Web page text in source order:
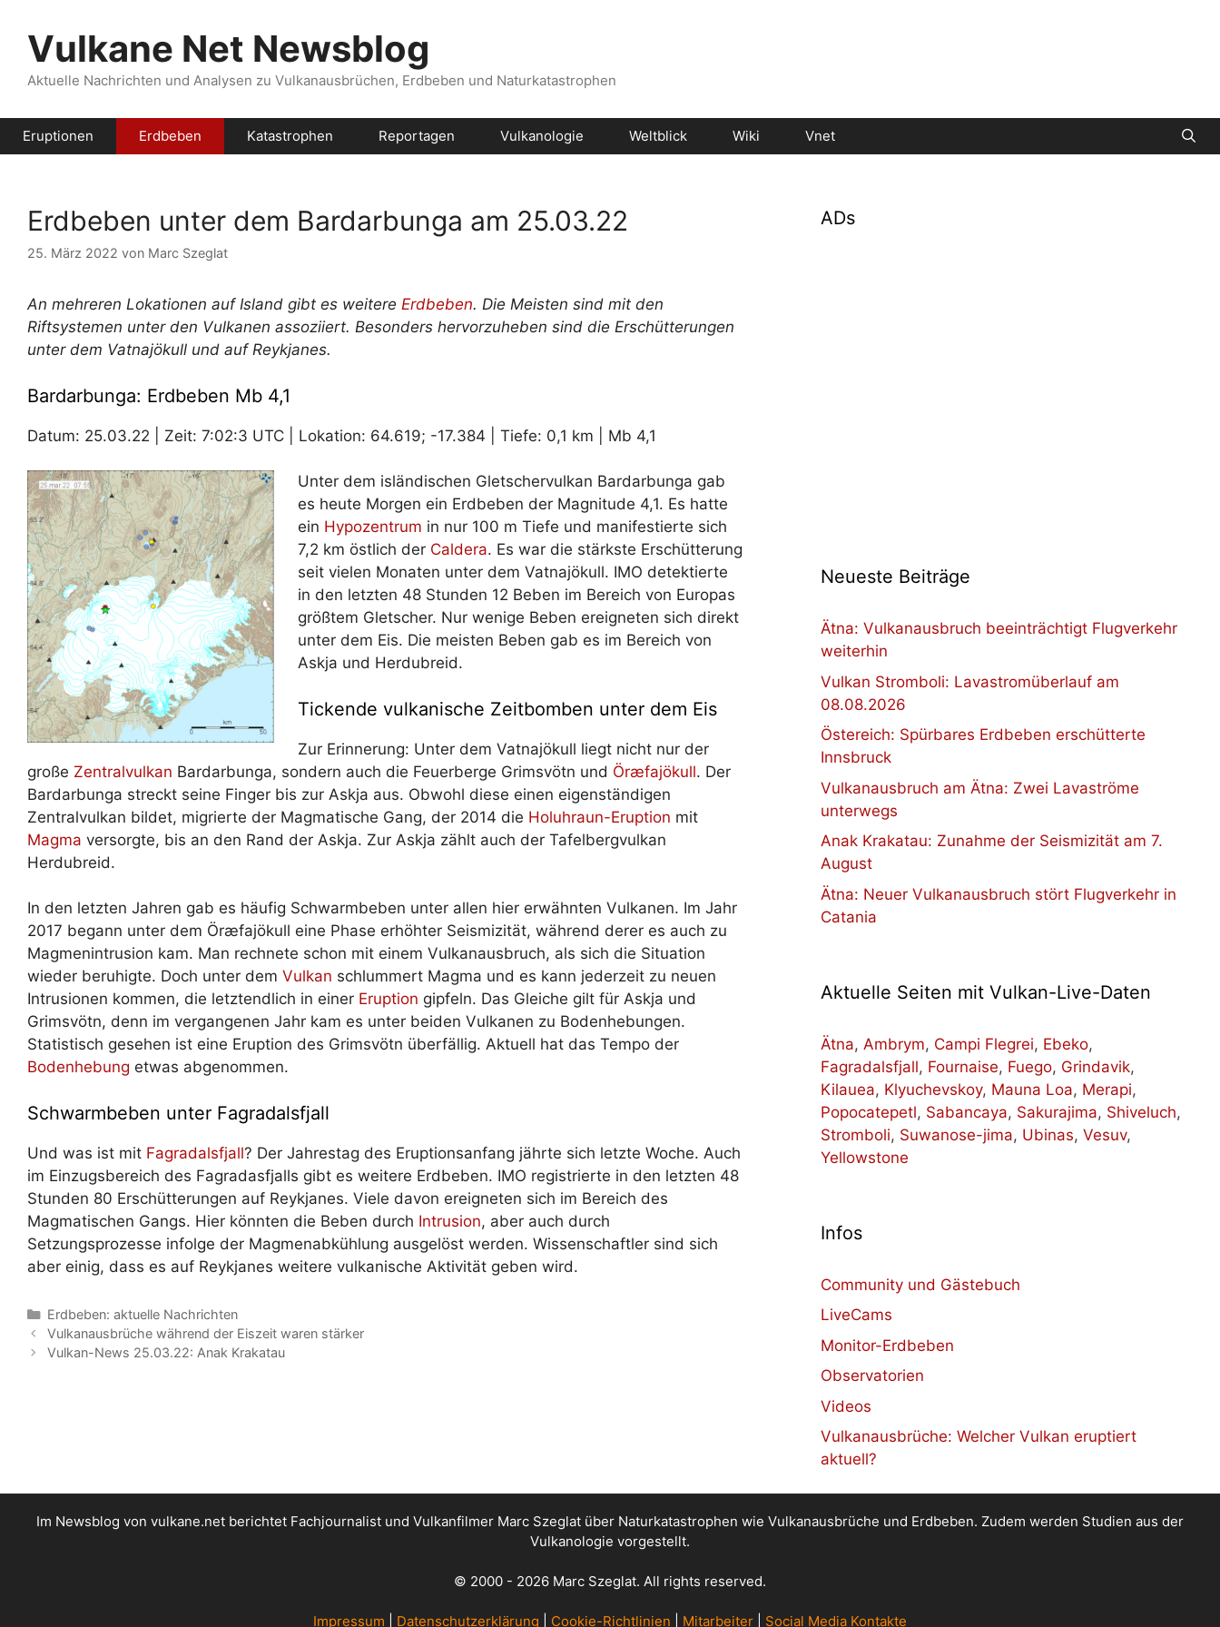
Inhalt
springenVulkane Net Newsblog
Aktuelle Nachrichten und Analysen zu Vulkanausbrüchen, Erdbeben und Naturkatastrophen
Eruptionen Erdbeben Katastrophen Reportagen Vulkanologie Weltblick Wiki Vnet
Erdbeben unter dem Bardarbunga am 25.03.22
25. März 2022 von Marc Szeglat
An mehreren Lokationen auf Island gibt es weitere Erdbeben. Die Meisten sind mit den
Riftsystemen unter den Vulkanen assoziiert. Besonders hervorzuheben sind die Erschütterungen
unter dem Vatnajökull und auf Reykjanes.
Bardarbunga: Erdbeben Mb 4,1
Datum: 25.03.22 | Zeit: 7:02:3 UTC | Lokation: 64.619; -17.384 | Tiefe: 0,1 km | Mb 4,1
Unter dem isländischen Gletschervulkan Bardarbunga gab
es heute Morgen ein Erdbeben der Magnitude 4,1. Es hatte
ein Hypozentrum in nur 100 m Tiefe und manifestierte sich
7,2 km östlich der Caldera. Es war die stärkste Erschütterung
seit vielen Monaten unter dem Vatnajökull. IMO detektierte
in den letzten 48 Stunden 12 Beben im Bereich von Europas
größtem Gletscher. Nur wenige Beben ereigneten sich direkt
unter dem Eis. Die meisten Beben gab es im Bereich von
Askja und Herdubreid.
Tickende vulkanische Zeitbomben unter dem Eis
Zur Erinnerung: Unter dem Vatnajökull liegt nicht nur der
große Zentralvulkan Bardarbunga, sondern auch die Feuerberge Grimsvötn und Öræfajökull. Der
Bardarbunga streckt seine Finger bis zur Askja aus. Obwohl diese einen eigenständigen
Zentralvulkan bildet, migrierte der Magmatische Gang, der 2014 die Holuhraun-Eruption mit
Magma versorgte, bis an den Rand der Askja. Zur Askja zählt auch der Tafelbergvulkan
Herdubreid.
In den letzten Jahren gab es häufig Schwarmbeben unter allen hier erwähnten Vulkanen. Im Jahr
2017 begann unter dem Öræfajökull eine Phase erhöhter Seismizität, während derer es auch zu
Magmenintrusion kam. Man rechnete schon mit einem Vulkanausbruch, als sich die Situation
wieder beruhigte. Doch unter dem Vulkan schlummert Magma und es kann jederzeit zu neuen
Intrusionen kommen, die letztendlich in einer Eruption gipfeln. Das Gleiche gilt für Askja und
Grimsvötn, denn im vergangenen Jahr kam es unter beiden Vulkanen zu Bodenhebungen.
Statistisch gesehen ist eine Eruption des Grimsvötn überfällig. Aktuell hat das Tempo der
Bodenhebung etwas abgenommen.
Schwarmbeben unter Fagradalsfjall
Und was ist mit Fagradalsfjall? Der Jahrestag des Eruptionsanfang jährte sich letzte Woche. Auch
im Einzugsbereich des Fagradasfjalls gibt es weitere Erdbeben. IMO registrierte in den letzten 48
Stunden 80 Erschütterungen auf Reykjanes. Viele davon ereigneten sich im Bereich des
Magmatischen Gangs. Hier könnten die Beben durch Intrusion, aber auch durch
Setzungsprozesse infolge der Magmenabkühlung ausgelöst werden. Wissenschaftler sind sich
aber einig, dass es auf Reykjanes weitere vulkanische Aktivität geben wird.
Kategorien
Erdbeben: aktuelle Nachrichten
Vulkanausbrüche während der Eiszeit waren stärker
Vulkan-News 25.03.22: Anak Krakatau
ADs
Neueste Beiträge
Ätna: Vulkanausbruch beeinträchtigt Flugverkehr
weiterhin
Vulkan Stromboli: Lavastromüberlauf am
08.08.2026
Östereich: Spürbares Erdbeben erschütterte
Innsbruck
Vulkanausbruch am Ätna: Zwei Lavaströme
unterwegs
Anak Krakatau: Zunahme der Seismizität am 7.
August
Ätna: Neuer Vulkanausbruch stört Flugverkehr in
Catania
Aktuelle Seiten mit Vulkan-Live-Daten
Ätna, Ambrym, Campi Flegrei, Ebeko,
Fagradalsfjall, Fournaise, Fuego, Grindavik,
Kilauea, Klyuchevskoy, Mauna Loa, Merapi,
Popocatepetl, Sabancaya, Sakurajima, Shiveluch,
Stromboli, Suwanose-jima, Ubinas, Vesuv,
Yellowstone
Infos
Community und Gästebuch
LiveCams
Monitor-Erdbeben
Observatorien
Videos
Vulkanausbrüche: Welcher Vulkan eruptiert
aktuell?
Im Newsblog von vulkane.net berichtet Fachjournalist und Vulkanfilmer Marc Szeglat über Naturkatastrophen wie Vulkanausbrüche und Erdbeben. Zudem werden Studien aus der
Vulkanologie vorgestellt.
© 2000 - 2026 Marc Szeglat. All rights reserved.
Impressum Datenschutzerklärung Cookie-Richtlinien Mitarbeiter Social Media Kontakte